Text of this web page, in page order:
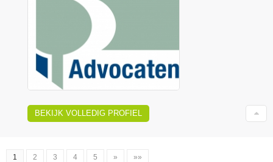
BEKIJK VOLLEDIG PROFIEL
1 2 3 4 5 » »»